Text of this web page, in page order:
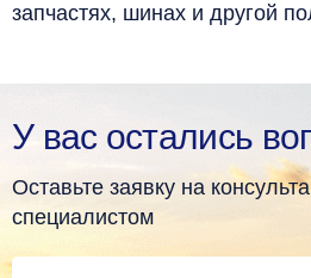
запчастях, шинах и другой
У вас остались
Оставьте заявку на
специалистом